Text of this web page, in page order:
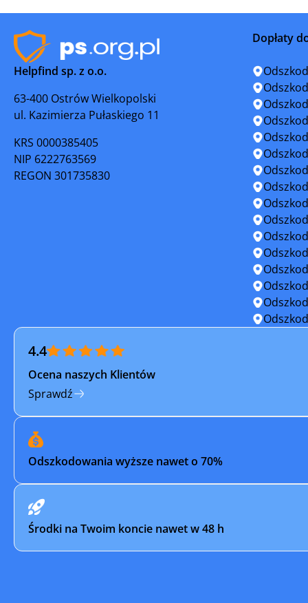
Łaziska Górne
Ogrodzieniec Orzesze
Pilica Poręba
Skoczów
Strumień
Szczyrk
Toszek
Ustroń
Wojkowice Zabrze
Helpfind sp. z o.o.
63-400 Ostrów Wielkopolski
ul. Kazimierza Pułaskiego 11
KRS 0000385405
NIP 6222763569
REGON 301735830
Dopłaty
4.4
Ocena naszych Klientów
Sprawdź
Odszkodowania wyższe nawet o 70%
Środki na Twoim koncie nawet w 48 h